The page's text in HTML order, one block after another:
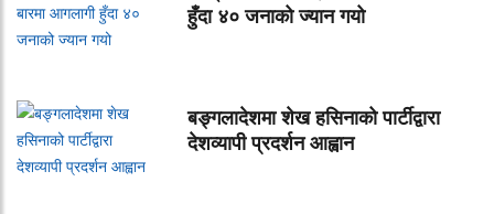
हुँदा ४० जनाको ज्यान गयो
बङ्गलादेशमा शेख हसिनाको पार्टीद्वारा
देशव्यापी प्रदर्शन आह्वान